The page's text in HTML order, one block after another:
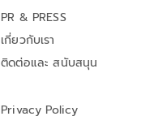
PR & PRESS
เกี่ยวกับเรา
ติดต่อและ สนับสนุน
Privacy Policy